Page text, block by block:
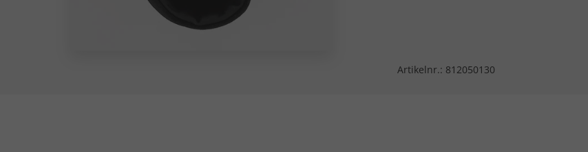
Artikelnr.: 812050130